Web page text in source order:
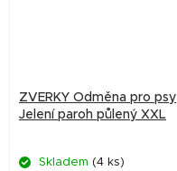
ZVERKY Odměna pro psy
Jelení paroh půlený XXL
Skladem (4 ks)